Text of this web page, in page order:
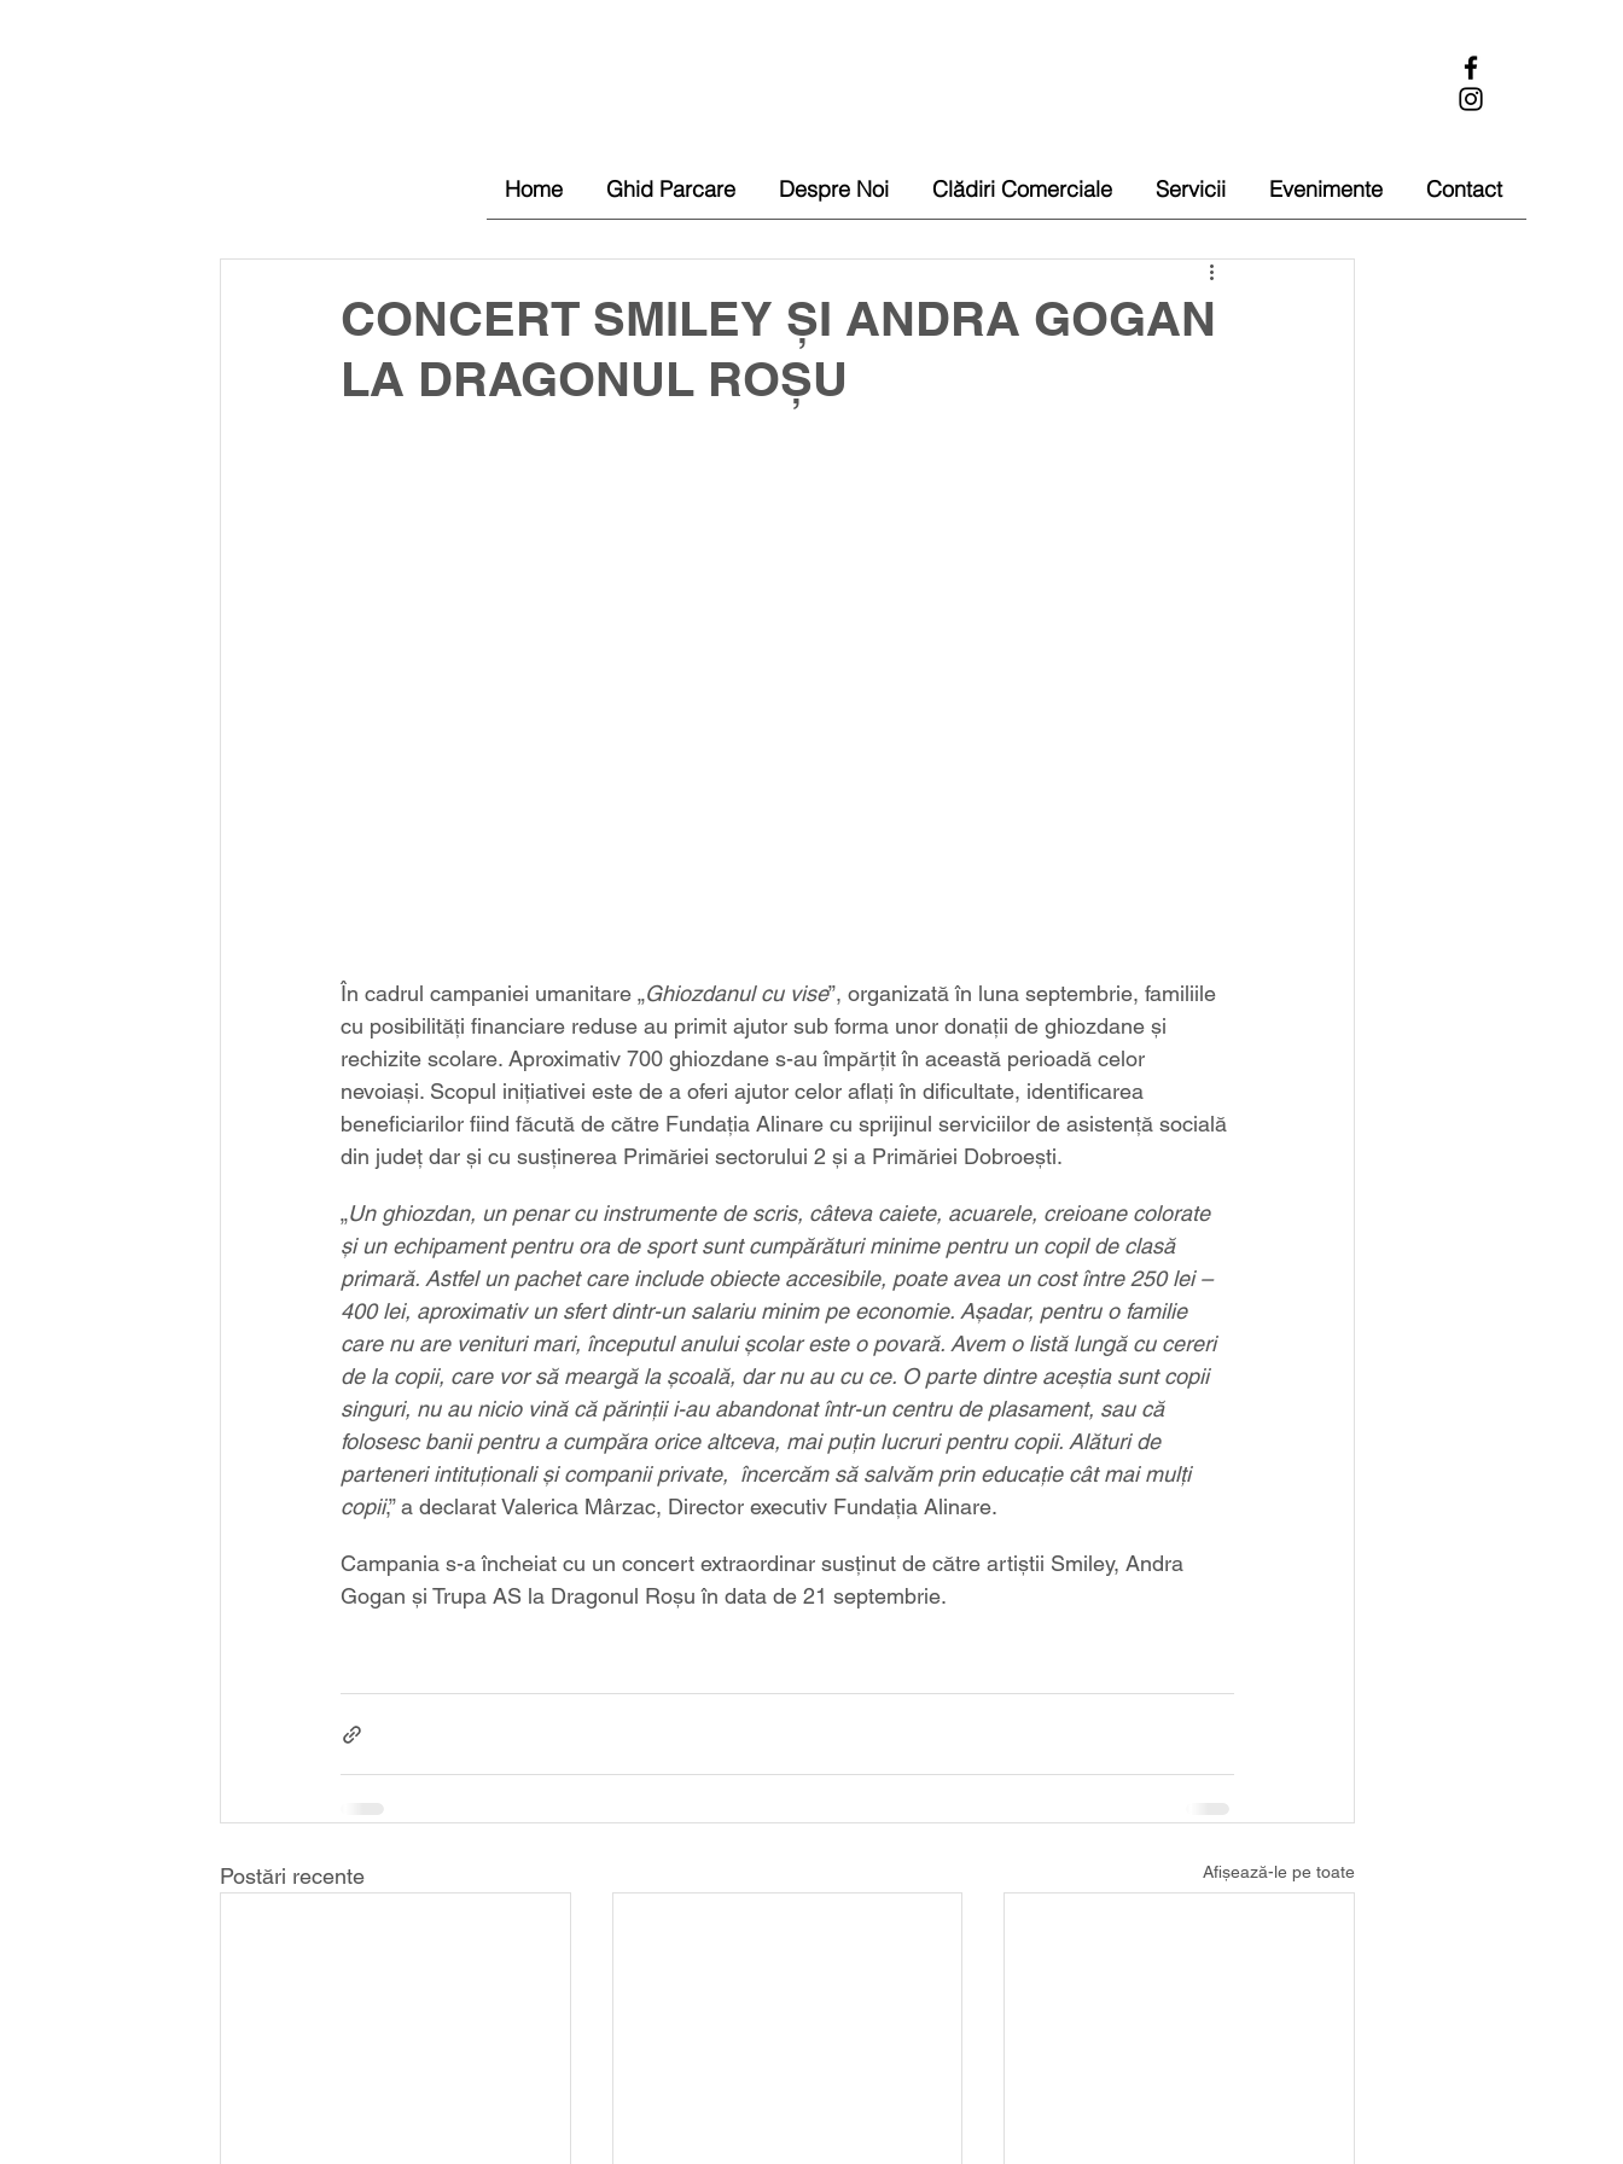
Home Ghid Parcare Despre Noi Clădiri Comerciale Servicii Evenimente Contact
CONCERT SMILEY ȘI ANDRA GOGAN
LA DRAGONUL ROȘU
În cadrul campaniei umanitare „Ghiozdanul cu vise”, organizată în luna septembrie, familiile
cu posibilităţi financiare reduse au primit ajutor sub forma unor donații de ghiozdane și
rechizite scolare. Aproximativ 700 ghiozdane s-au împărțit în această perioadă celor
nevoiași. Scopul inițiativei este de a oferi ajutor celor aflați în dificultate, identificarea
beneficiarilor fiind făcută de către Fundația Alinare cu sprijinul serviciilor de asistență socială
din județ dar și cu susținerea Primăriei sectorului 2 și a Primăriei Dobroești.
„Un ghiozdan, un penar cu instrumente de scris, câteva caiete, acuarele, creioane colorate
şi un echipament pentru ora de sport sunt cumpărături minime pentru un copil de clasă
primară. Astfel un pachet care include obiecte accesibile, poate avea un cost între 250 lei –
400 lei, aproximativ un sfert dintr-un salariu minim pe economie. Aşadar, pentru o familie
care nu are venituri mari, începutul anului şcolar este o povară. Avem o listă lungă cu cereri
de la copii, care vor să meargă la școală, dar nu au cu ce. O parte dintre aceștia sunt copii
singuri, nu au nicio vină că părinții i-au abandonat într-un centru de plasament, sau că
folosesc banii pentru a cumpăra orice altceva, mai puțin lucruri pentru copii. Alături de
parteneri intituționali și companii private,  încercăm să salvăm prin educație cât mai mulți
copii,” a declarat Valerica Mârzac, Director executiv Fundația Alinare.
Campania s-a încheiat cu un concert extraordinar susținut de către artiștii Smiley, Andra
Gogan şi Trupa AS la Dragonul Roșu în data de 21 septembrie.
Postări recente Afișează-le pe toate